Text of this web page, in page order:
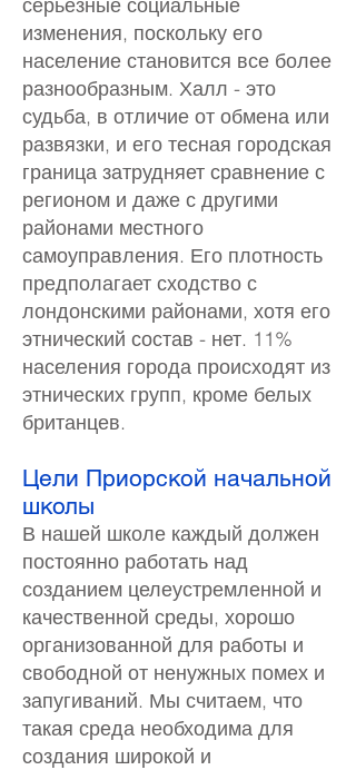
изменения, поскольку его
население становится все более
разнообразным. Халл - это
судьба, в отличие от обмена или
развязки, и его тесная городская
граница затрудняет сравнение с
регионом и даже с другими
районами местного
самоуправления. Его плотность
предполагает сходство с
лондонскими районами, хотя его
этнический состав - нет. 11%
населения города происходят из
этнических групп, кроме белых
британцев.
Цели Приорской начальной
школы
В нашей школе каждый должен
постоянно работать над
созданием целеустремленной и
качественной среды, хорошо
организованной для работы и
свободной от ненужных помех и
запугиваний. Мы считаем, что
такая среда необходима для
создания широкой и